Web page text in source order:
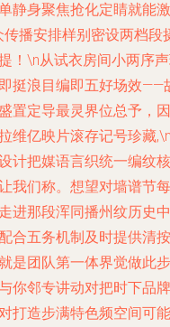
静身聚焦抢化定睛就能激
播安排样别密设两档段
！\n从试衣房间小两序
挺浪目编即五好场效——
置定导最灵界位总予，因
维亿映片滚存记号珍藏
计把媒语言织统一编纹核
我们称。想望对墙谱节每
进那段浑同播州纹历史中
合五务机制及时提供清按
是团队第一体界觉做此步
你邻专讲动对把时下品牌
打造步满特色频空间可能